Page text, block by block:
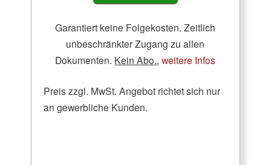
Garantiert keine Folgekosten. Zeitlich
unbeschränkter Zugang zu allen
Dokumenten. Kein Abo.,weitere Infos
Preis zzgl. MwSt. Angebot richtet sich nur
an gewerbliche Kunden.